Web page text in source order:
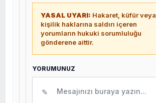
YASAL UYARI: Hakaret, küfür veya
kişilik haklarına saldırı içeren
yorumların hukuki sorumluluğu
gönderene aittir.
YORUMUNUZ
✎